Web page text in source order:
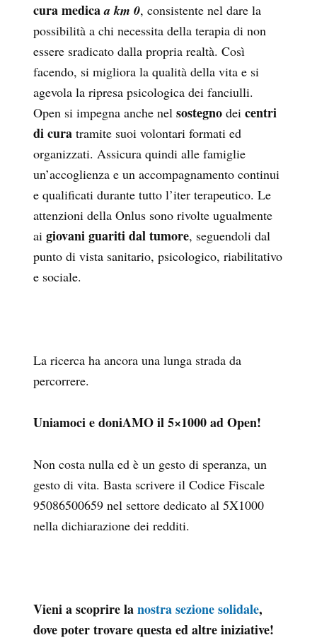
cura medicaa km 0, consistente nel dare la
possibilità a chi necessita della terapia di non
essere sradicato dalla propria realtà. Così
facendo, si migliora la qualità della vita e si
agevola la ripresa psicologica dei fanciulli.
Open si impegna anche nel sostegno dei centri
di cura tramite suoi volontari formati ed
organizzati. Assicura quindi alle famiglie
un’accoglienza e un accompagnamento continui
e qualificati durante tutto l’iter terapeutico. Le
attenzioni della Onlus sono rivolte ugualmente
ai giovani guariti dal tumore, seguendoli dal
punto di vista sanitario, psicologico, riabilitativo
e sociale.
La ricerca ha ancora una lunga strada da
percorrere.
Uniamoci e doniAMO il 5×1000 ad Open!
Non costa nulla ed è un gesto di speranza, un
gesto di vita. Basta scrivere il Codice Fiscale
95086500659 nel settore dedicato al 5X1000
nella dichiarazione dei redditi.
Vieni a scoprire lanostra sezione solidale,
dove poter trovare questa ed altre iniziative!